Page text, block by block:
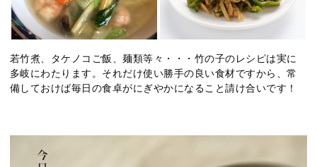
若竹煮、タケノコご飯、麺類等々・・・竹の子のレシピは実に
多岐にわたります。それだけ使い勝手の良い食材ですから、常
備しておけば毎日の食卓がにぎやかになること請け合いです！